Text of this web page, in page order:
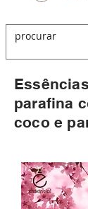
parafina
coco e